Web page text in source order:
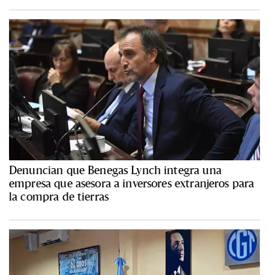
Denuncian que Benegas Lynch integra una
empresa que asesora a inversores extranjeros para
la compra de tierras